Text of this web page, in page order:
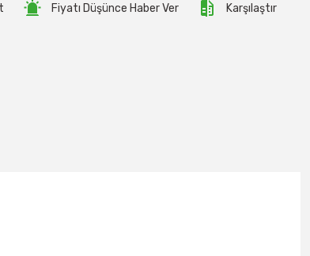
Fiyatı Düşünce Haber Ver Karşılaştır